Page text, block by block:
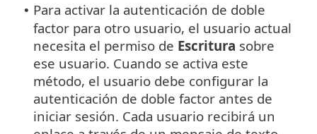
• Para activar la autenticación de doble
factor para otro usuario, el usuario actual
necesita el permiso de Escritura sobre
ese usuario. Cuando se activa este
método, el usuario debe configurar la
autenticación de doble factor antes de
iniciar sesión. Cada usuario recibirá un